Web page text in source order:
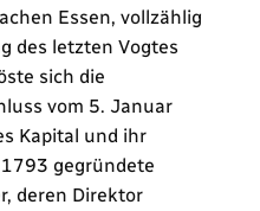
Essen, vollzählig
des letzten Vogtes
sich die
vom 5. Januar
Kapital und ihr
gegründete
deren Direktor